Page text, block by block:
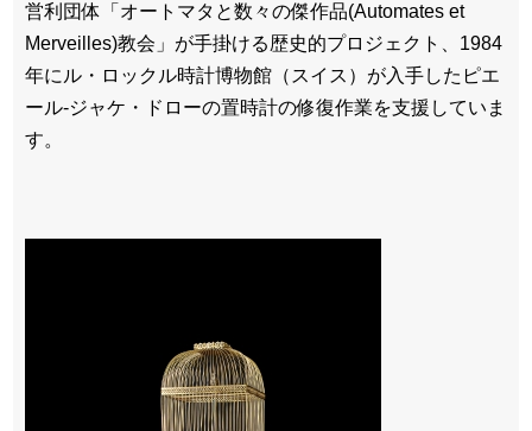
営利団体「オートマタと数々の傑作品(Automates et
Merveilles)教会」が手掛ける歴史的プロジェクト、1984
年にル・ロックル時計博物館（スイス）が入手したピエ
ール-ジャケ・ドローの置時計の修復作業を支援していま
す。